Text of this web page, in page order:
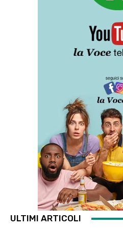
ULTIMI ARTICOLI